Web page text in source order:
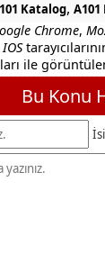
Katalog,
Chrome,
ile
Bu Konu